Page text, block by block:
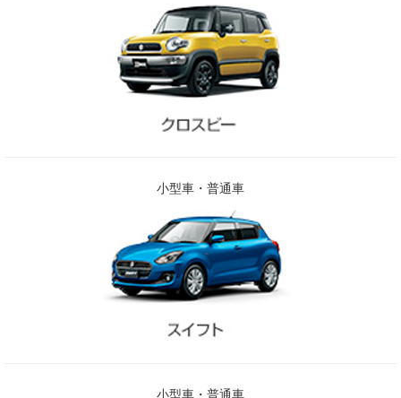
小型車・普通車
小型車・普通車